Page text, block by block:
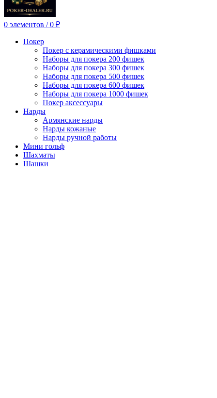
0 элементов / 0 ₽
Покер
Покер с керамическими фишками
Наборы для покера 200 фишек
Наборы для покера 300 фишек
Наборы для покера 500 фишек
Наборы для покера 600 фишек
Наборы для покера 1000 фишек
Покер аксессуары
Нарды
Армянские нарды
Нарды кожаные
Нарды ручной работы
Мини гольф
Шахматы
Шашки